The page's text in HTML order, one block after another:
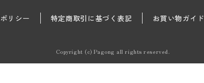
リシー 特定商取引に基づく表記 お買い物ガイド
Copyright (c) Pagong all rights reserved.